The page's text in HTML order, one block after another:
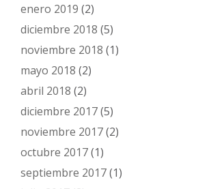
enero 2019 (2)
diciembre 2018 (5)
noviembre 2018 (1)
mayo 2018 (2)
abril 2018 (2)
diciembre 2017(5)
noviembre 2017(2)
octubre 2017(1)
septiembre 2017(1)